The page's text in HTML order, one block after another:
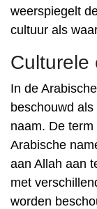
weerspiegelt
cultuur als
Culturele
In de
beschouwd
naam. De
Arabische
aan Allah aan
met
worden